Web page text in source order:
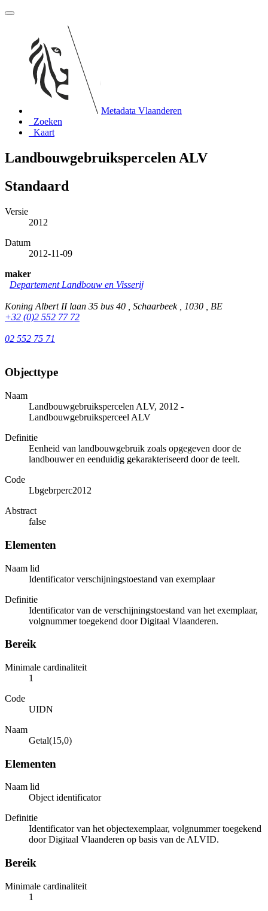
Metadata Vlaanderen
Zoeken
Kaart
Landbouwgebruikspercelen ALV
Standaard
Versie
2012
Datum
2012-11-09
maker
Departement Landbouw en Visserij
Koning Albert II laan 35 bus 40 , Schaarbeek , 1030 , BE
+32 (0)2 552 77 72
02 552 75 71
Objecttype
Naam
Landbouwgebruikspercelen ALV, 2012 -
Landbouwgebruiksperceel ALV
Definitie
Eenheid van landbouwgebruik zoals opgegeven door de
landbouwer en eenduidig gekarakteriseerd door de teelt.
Code
Lbgebrperc2012
Abstract
false
Elementen
Naam lid
Identificator verschijningstoestand van exemplaar
Definitie
Identificator van de verschijningstoestand van het exemplaar,
volgnummer toegekend door Digitaal Vlaanderen.
Bereik
Minimale cardinaliteit
1
Code
UIDN
Naam
Getal(15,0)
Elementen
Naam lid
Object identificator
Definitie
Identificator van het objectexemplaar, volgnummer toegekend
door Digitaal Vlaanderen op basis van de ALVID.
Bereik
Minimale cardinaliteit
1